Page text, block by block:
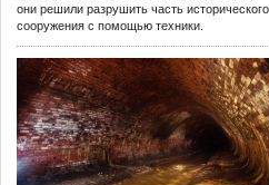
они решили разрушить часть исторического
сооружения с помощью техники.